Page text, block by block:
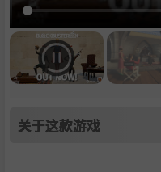
关于这款游戏